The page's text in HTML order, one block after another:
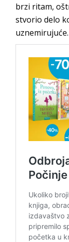
brzi ritam,
stvorio delo
uznemirujuće.